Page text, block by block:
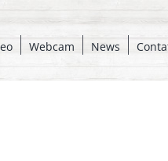
Webcam News